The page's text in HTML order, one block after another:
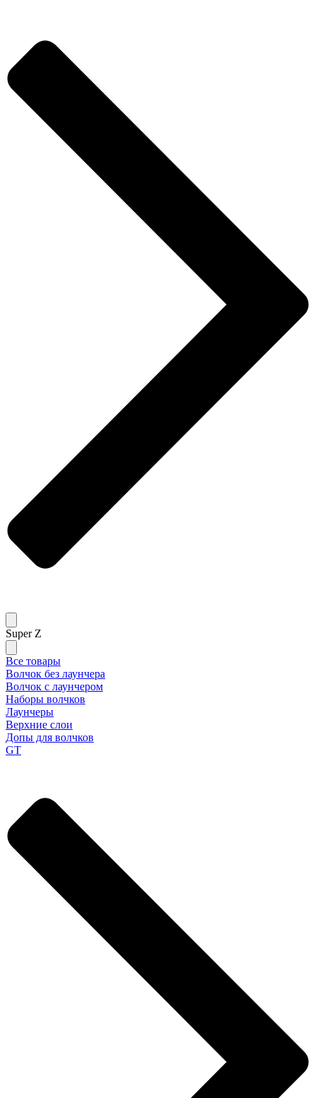
Super Z
Все товары
Волчок без лаунчера
Волчок с лаунчером
Наборы волчков
Лаунчеры
Верхние слои
Допы для волчков
GT